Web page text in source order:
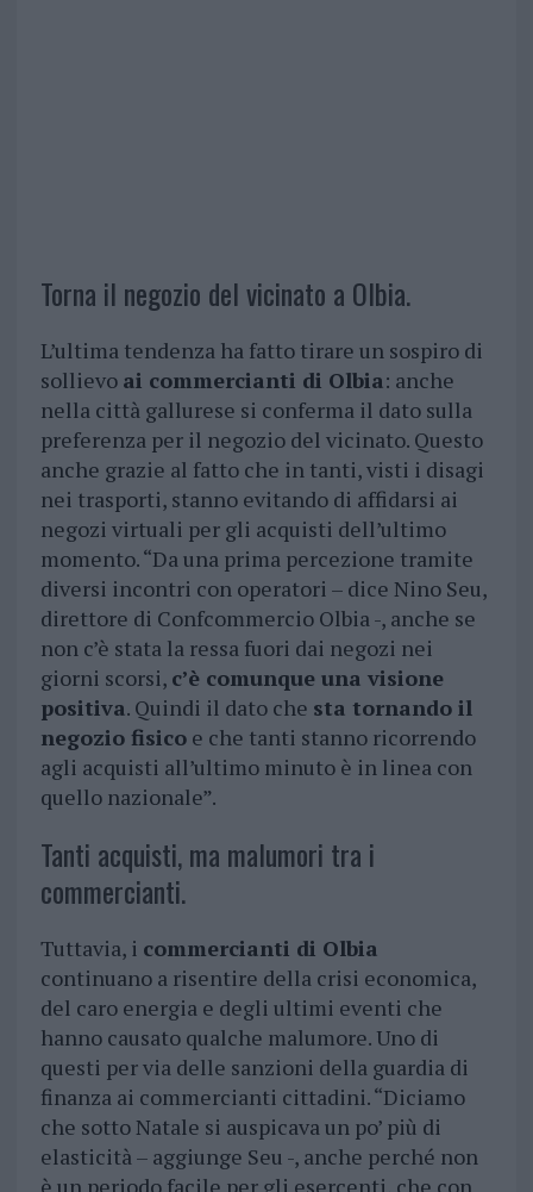
Torna il negozio del vicinato a Olbia.
L’ultima tendenza ha fatto tirare un sospiro di
sollievo ai commercianti di Olbia: anche
nella città gallurese si conferma il dato sulla
preferenza per il negozio del vicinato. Questo
anche grazie al fatto che in tanti, visti i disagi
nei trasporti, stanno evitando di affidarsi ai
negozi virtuali per gli acquisti dell’ultimo
momento. “Da una prima percezione tramite
diversi incontri con operatori – dice Nino Seu,
direttore di Confcommercio Olbia -, anche se
non c’è stata la ressa fuori dai negozi nei
giorni scorsi, c’è comunque una visione
positiva. Quindi il dato che sta tornando il
negozio fisicoe che tanti stanno ricorrendo
agli acquisti all’ultimo minuto è in linea con
quello nazionale”.
Tanti acquisti, ma malumori tra i
commercianti.
Tuttavia, i commercianti di Olbia
continuano a risentire della crisi economica,
del caro energia e degli ultimi eventi che
hanno causato qualche malumore. Uno di
questi per via delle sanzioni della guardia di
finanza ai commercianti cittadini. “Diciamo
che sotto Natale si auspicava un po’ più di
elasticità – aggiunge Seu -, anche perché non